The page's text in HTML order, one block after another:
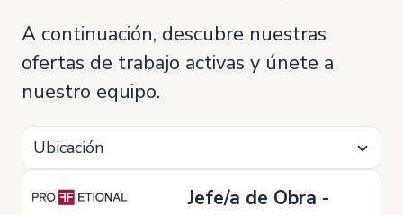
A continuación, descubre nuestras
ofertas de trabajo activas y únete a
nuestro equipo.
Ubicación
Jefe/a de Obra -